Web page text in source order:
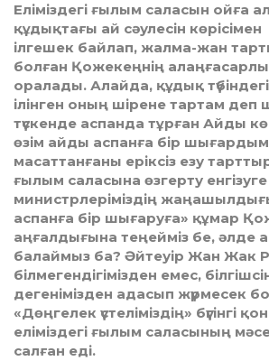
Еліміздегі ғылым саласын ойға
құдықтағы ай сәулесін
ілгешек байлап, жалма-жан
болған Қожекеңнің
оралады. Алайда, құдық
ілінген оның шірене тартам деп
түскенде аспанда тұрған Айды
өзім айды аспанға бір
масаттанғаны еріксіз езу
ғылым саласына өзгерту
министрлеріміздің
аспанға бір шығаруға» құмар
аңғалдығына теңейміз бе, әлде
балаймыз ба? Әйтеуір Жан Жак
білмегендігімізден емес,
дегенімізден адасып жүрмесек
«Дөңгелек үстеліміздің» бүгінгі
еліміздегі ғылым саласының
салған еді.